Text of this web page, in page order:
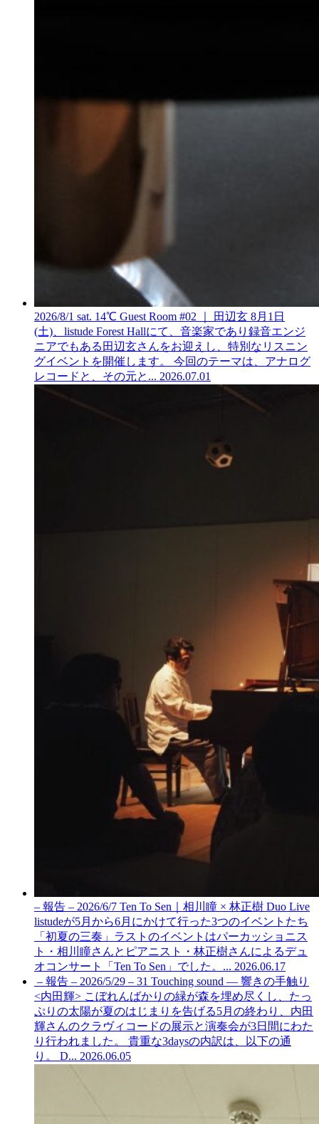
2026/8/1 sat. 14℃ Guest Room #02 ｜ 田辺玄 8月1日
(土)、listude Forest Hallにて、音楽家であり録音エンジ
ニアでもある田辺玄さんをお迎えし、特別なリスニン
グイベントを開催します。 今回のテーマは、アナログ
レコードと、その元と... 2026.07.01
– 報告 – 2026/6/7 Ten To Sen｜相川瞳 × 林正樹 Duo Live
listudeが5月から6月にかけて行った3つのイベントたち
「初夏の三奏」ラストのイベントはパーカッショニス
ト・相川瞳さんとピアニスト・林正樹さんによるデュ
オコンサート「Ten To Sen」でした。... 2026.06.17
– 報告 – 2026/5/29 – 31 Touching sound — 響きの手触り
<内田輝> こぼれんばかりの緑が森を埋め尽くし、たっ
ぷりの太陽が夏のはじまりを告げる5月の終わり、内田
輝さんのクラヴィコードの展示と演奏会が3日間にわた
り行われました。 貴重な3daysの内訳は、以下の通
り。 D... 2026.06.05